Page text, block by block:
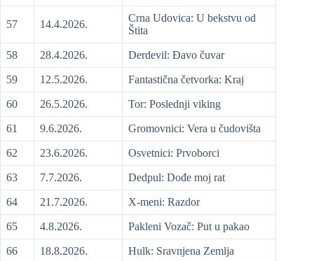
57 14.4.2026.
Crna Udovica: U bekstvu od
Štita
58 28.4.2026. Derdevil: Đavo čuvar
59 12.5.2026. Fantastična četvorka: Kraj
60 26.5.2026. Tor: Poslednji viking
61 9.6.2026. Gromovnici: Vera u čudovišta
62 23.6.2026. Osvetnici: Prvoborci
63 7.7.2026. Dedpul: Dođe moj rat
64 21.7.2026. X-meni: Razdor
65 4.8.2026. Pakleni Vozač: Put u pakao
66 18.8.2026. Hulk: Sravnjena Zemlja